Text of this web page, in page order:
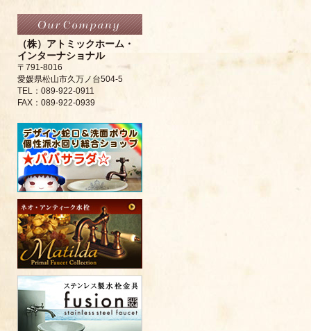
（株）アトミックホーム・
インターナショナル
〒791-8016
愛媛県松山市久万ノ台504-5
TEL：089-922-0911
FAX：089-922-0939